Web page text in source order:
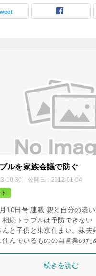
ルを家族会議で防ぐ
10-30 公開日： 2012-01-04
10日号 連載 親と自分の老
相続トラブルは予防できな
んと子供と東京住まい。妹夫
住んでいるものの自営業の
続きを読む